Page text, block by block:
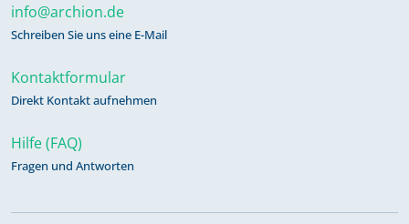
info@archion.de
Schreiben Sie uns eine E-Mail
Kontaktformular
Direkt Kontakt aufnehmen
Hilfe (FAQ)
Fragen und Antworten